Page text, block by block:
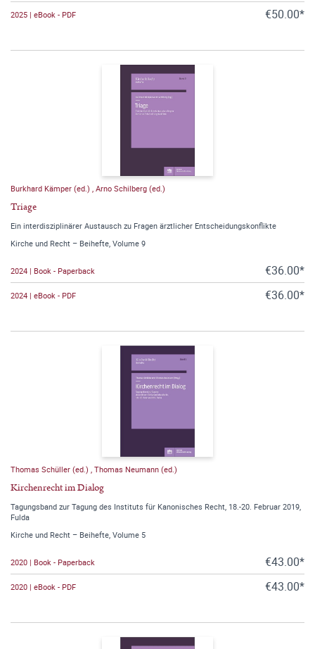
2025 | eBook - PDF €50.00*
Burkhard Kämper (ed.) , Arno Schilberg (ed.)
Triage
Ein interdisziplinärer Austausch zu Fragen ärztlicher Entscheidungskonflikte
Kirche und Recht – Beihefte, Volume 9
2024 | Book - Paperback €36.00*
2024 | eBook - PDF €36.00*
Thomas Schüller (ed.) , Thomas Neumann (ed.)
Kirchenrecht im Dialog
Tagungsband zur Tagung des Instituts für Kanonisches Recht, 18.-20. Februar 2019,
Fulda
Kirche und Recht – Beihefte, Volume 5
2020 | Book - Paperback €43.00*
2020 | eBook - PDF €43.00*